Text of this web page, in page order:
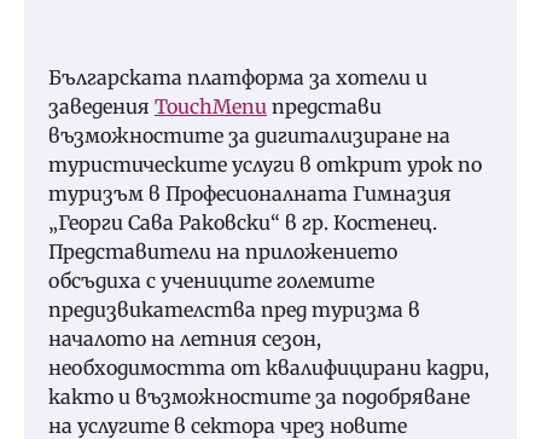
Българската платформа за хотели и
заведения TouchMеnu представи
възможностите за дигитализиране на
туристическите услуги в открит урок по
туризъм в Професионалната Гимназия
„Георги Сава Раковски“ в гр. Костенец.
Представители на приложението
обсъдиха с учениците големите
предизвикателства пред туризма в
началото на летния сезон,
необходимостта от квалифицирани кадри,
както и възможностите за подобряване
на услугите в сектора чрез новите